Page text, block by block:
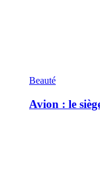
Beauté
Avion : le